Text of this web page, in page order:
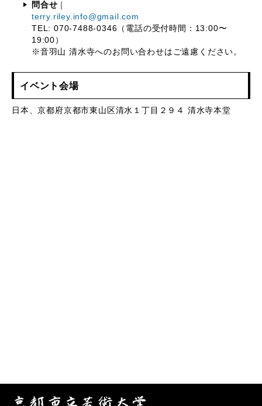
問合せ
terry.riley.info@gmail.com
TEL: 070-7488-0346（電話の受付時間：13:00〜
19:00）
※音羽山 清水寺へのお問い合わせはご遠慮ください。
イベント会場
日本、京都府京都市東山区清水１丁目２９４ 清水寺本堂